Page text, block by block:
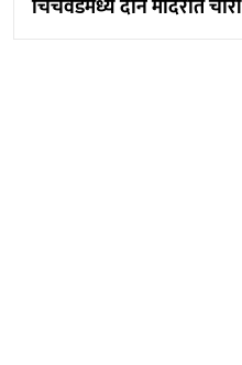
चिंचवडमध्ये दोन मंदिरात चोरी